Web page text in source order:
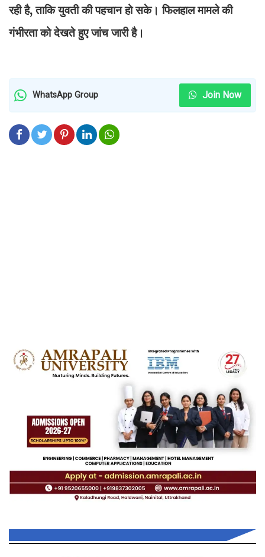
रही है, ताकि युवती की पहचान हो सके। फिलहाल मामले की
गंभीरता को देखते हुए जांच जारी है।
WhatsApp Group Join Now